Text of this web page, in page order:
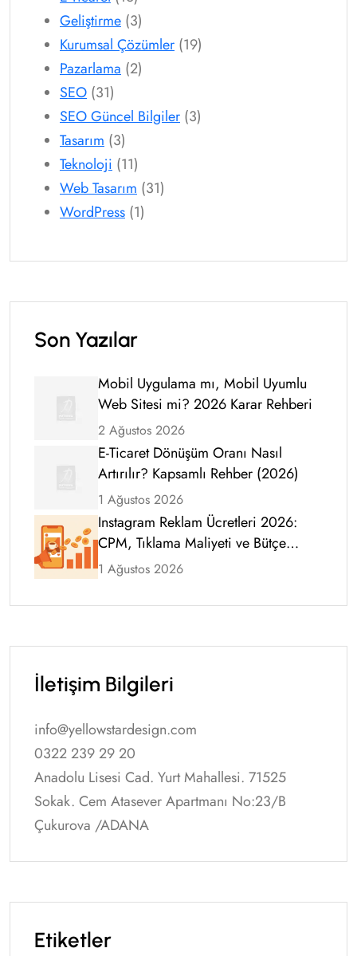
Geliştirme (3)
Kurumsal Çözümler (19)
Pazarlama (2)
SEO (31)
SEO Güncel Bilgiler (3)
Tasarım (3)
Teknoloji (11)
Web Tasarım (31)
WordPress (1)
Son Yazılar
Mobil Uygulama mı, Mobil Uyumlu
Web Sitesi mi? 2026 Karar Rehberi
2 Ağustos 2026
E-Ticaret Dönüşüm Oranı Nasıl
Artırılır? Kapsamlı Rehber (2026)
1 Ağustos 2026
Instagram Reklam Ücretleri 2026:
CPM, Tıklama Maliyeti ve Bütçe
Rehberi
1 Ağustos 2026
İletişim Bilgileri
info@yellowstardesign.com
0322 239 29 20
Anadolu Lisesi Cad. Yurt Mahallesi. 71525
Sokak. Cem Atasever Apartmanı No:23/B
Çukurova /ADANA
Etiketler